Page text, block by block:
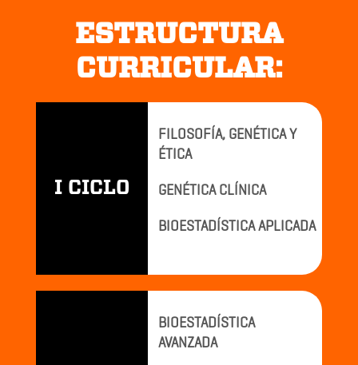
ESTRUCTURA
CURRICULAR:
I CICLO
FILOSOFÍA, GENÉTICA Y
ÉTICA
GENÉTICA CLÍNICA
BIOESTADÍSTICA APLICADA
BIOESTADÍSTICA
AVANZADA